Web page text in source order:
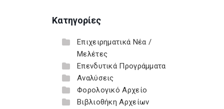
Κατηγορίες
Επιχειρηματικά Νέα /
Μελέτες
Επενδυτικά Προγράμματα
Αναλύσεις
Φορολογικό Αρχείο
Βιβλιοθήκη Αρχείων